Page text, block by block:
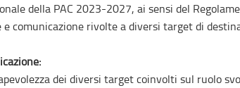
della PAC 2023-2027, ai sensi del
comunicazione rivolte a diversi target di
dei diversi target coinvolti sul ruolo